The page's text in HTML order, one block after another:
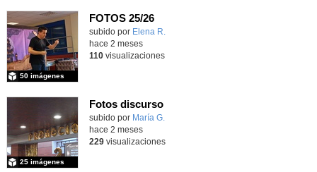
FOTOS 25/26
Contenido educativo.
subido por Elena R.
50 imágenes
hace 2 meses
110visualizaciones
Fotos discurso
Contenido educativo.
subido por María G.
25 imágenes
hace 2 meses
229visualizaciones